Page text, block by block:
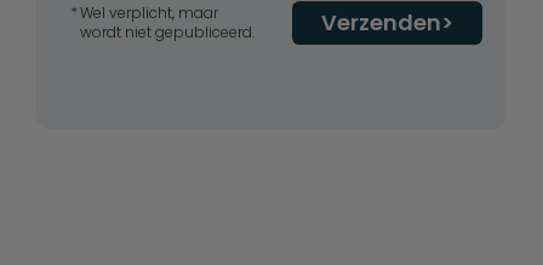
Verzenden
Wel verplicht, maar
wordt niet gepubliceerd.